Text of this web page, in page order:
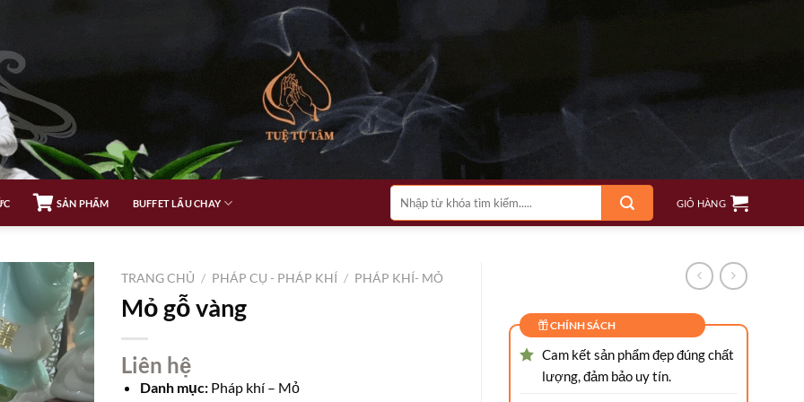
SẢN PHẨM BUFFET LẨU CHAY
Tìm
kiếm:
GIỎ HÀNG
TRANG CHỦ / PHÁP CỤ - PHÁP KHÍ / PHÁP KHÍ- MỎ
Mỏ gỗ vàng
Liên hệ
Danh mục:Pháp khí – Mỏ
CHÍNH SÁCH
Cam kết sản phẩm đẹp đúng chất
lượng, đảm bảo uy tín.